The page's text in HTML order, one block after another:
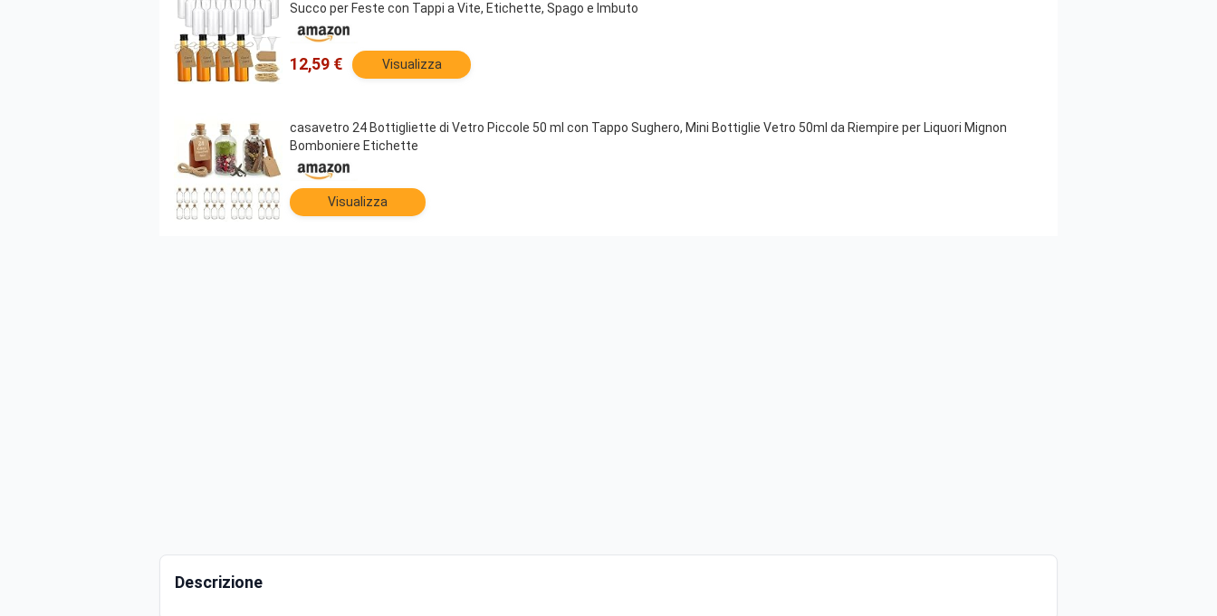
Succo per Feste con Tappi a Vite, Etichette, Spago e Imbuto
12,59 € Visualizza
casavetro 24 Bottigliette di Vetro Piccole 50 ml con Tappo Sughero, Mini Bottiglie Vetro 50ml da Riempire per Liquori Mignon
Bomboniere Etichette
Visualizza
Descrizione